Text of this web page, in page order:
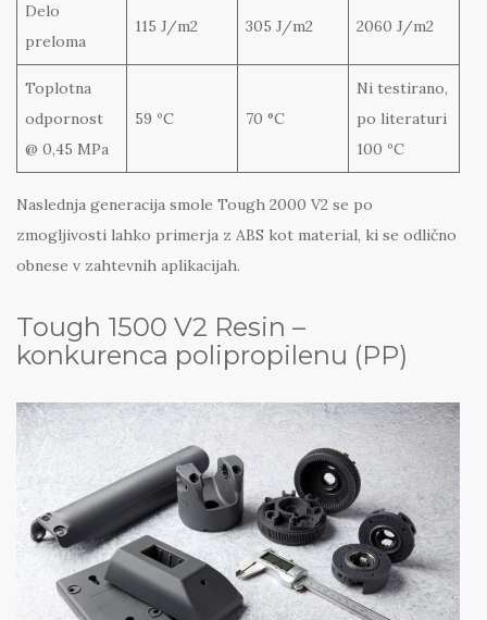
Delo
preloma
115 J/m2 305 J/m2 2060 J/m2
Toplotna
odpornost
@ 0,45 MPa
59 ºC 70 °C
Ni testirano,
po literaturi
100 ºC
Naslednja generacija smole Tough 2000 V2 se po
zmogljivosti lahko primerja z ABS kot material, ki se odlično
obnese v zahtevnih aplikacijah.
Tough 1500 V2 Resin –
konkurenca polipropilenu (PP)